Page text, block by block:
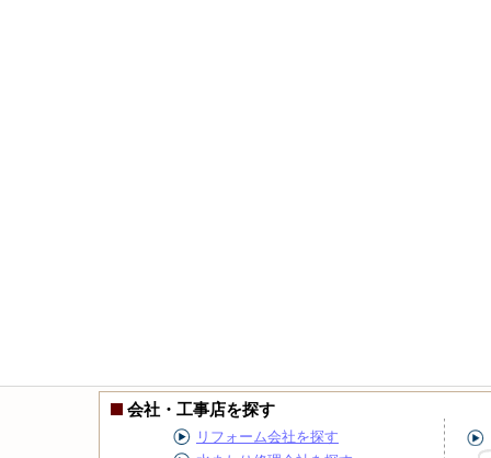
会社・工事店を探す
リフォーム会社を探す